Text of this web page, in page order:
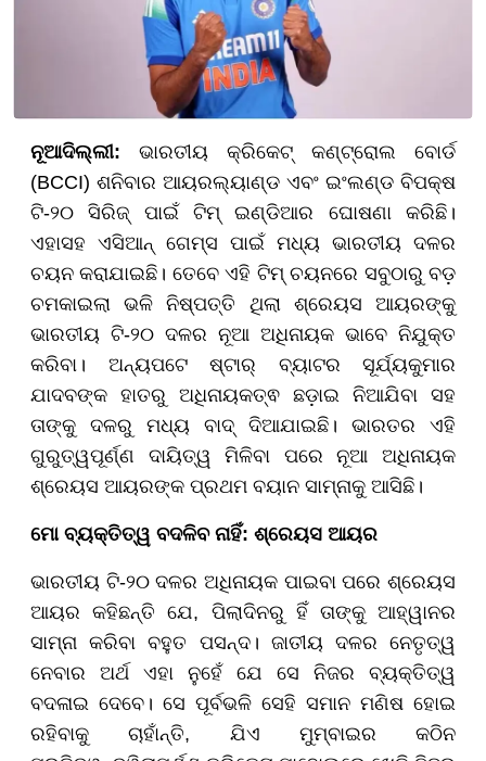
ନୂଆଦିଲ୍ଲୀ: ଭାରତୀୟ କ୍ରିକେଟ୍ କଣ୍ଟ୍ରୋଲ ବୋର୍ଡ
(BCCI) ଶନିବାର ଆୟରଲ୍ୟାଣ୍ଡ ଏବଂ ଇଂଲଣ୍ଡ ବିପକ୍ଷ
ଟି-୨୦ ସିରିଜ୍ ପାଇଁ ଟିମ୍ ଇଣ୍ଡିଆର ଘୋଷଣା କରିଛି।
ଏହାସହ ଏସିଆନ୍ ଗେମ୍ସ ପାଇଁ ମଧ୍ୟ ଭାରତୀୟ ଦଳର
ଚୟନ କରାଯାଇଛି। ତେବେ ଏହି ଟିମ୍ ଚୟନରେ ସବୁଠାରୁ ବଡ଼
ଚମକାଇଲା ଭଳି ନିଷ୍ପତ୍ତି ଥିଲା ଶ୍ରେୟସ ଆୟରଙ୍କୁ
ଭାରତୀୟ ଟି-୨୦ ଦଳର ନୂଆ ଅଧିନାୟକ ଭାବେ ନିଯୁକ୍ତ
କରିବା। ଅନ୍ୟପଟେ ଷ୍ଟାର୍ ବ୍ୟାଟର ସୂର୍ଯ୍ୟକୁମାର
ଯାଦବଙ୍କ ହାତରୁ ଅଧିନାୟକତ୍ଵ ଛଡ଼ାଇ ନିଆଯିବା ସହ
ତାଙ୍କୁ ଦଳରୁ ମଧ୍ୟ ବାଦ୍ ଦିଆଯାଇଛି। ଭାରତର ଏହି
ଗୁରୁତ୍ୱପୂର୍ଣ୍ଣ ଦାୟିତ୍ୱ ମିଳିବା ପରେ ନୂଆ ଅଧିନାୟକ
ଶ୍ରେୟସ ଆୟରଙ୍କ ପ୍ରଥମ ବୟାନ ସାମ୍ନାକୁ ଆସିଛି।
ମୋ ବ୍ୟକ୍ତିତ୍ୱ ବଦଳିବ ନାହିଁ: ଶ୍ରେୟସ ଆୟର
ଭାରତୀୟ ଟି-୨୦ ଦଳର ଅଧିନାୟକ ପାଇବା ପରେ ଶ୍ରେୟସ
ଆୟର କହିଛନ୍ତି ଯେ, ପିଲାଦିନରୁ ହିଁ ତାଙ୍କୁ ଆହ୍ୱାନର
ସାମ୍ନା କରିବା ବହୁତ ପସନ୍ଦ। ଜାତୀୟ ଦଳର ନେତୃତ୍ୱ
ନେବାର ଅର୍ଥ ଏହା ନୁହେଁ ଯେ ସେ ନିଜର ବ୍ୟକ୍ତିତ୍ୱ
ବଦଳାଇ ଦେବେ। ସେ ପୂର୍ବଭଳି ସେହି ସମାନ ମଣିଷ ହୋଇ
ରହିବାକୁ ଚାହାଁନ୍ତି, ଯିଏ ମୁମ୍ବାଇର କଠିନ